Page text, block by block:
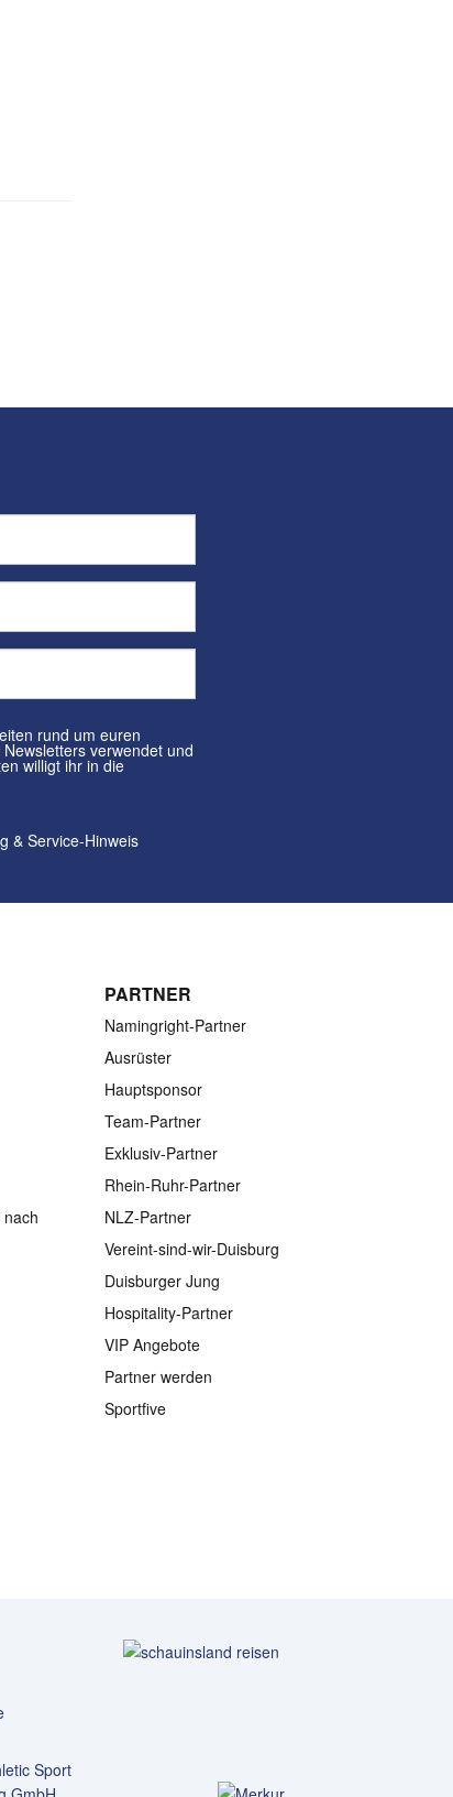
& Service-Hinweis
PARTNER
Namingright-Partner
Ausrüster
Hauptsponsor
Team-Partner
Exklusiv-Partner
Rhein-Ruhr-Partner
NLZ-Partner
Vereint-sind-wir-Duisburg
Duisburger Jung
Hospitality-Partner
VIP Angebote
Partner werden
Sportfive